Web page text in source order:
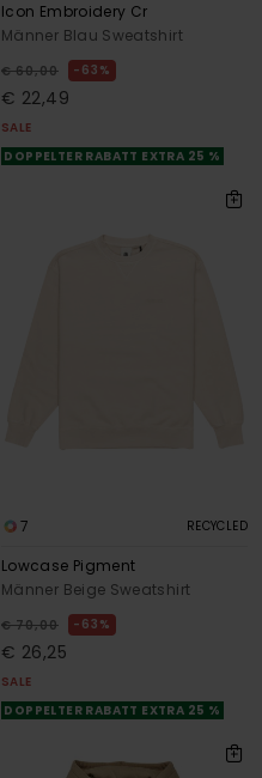
Icon Embroidery Cr
Männer Blau Sweatshirt
€ 60,00 63%
€ 22,49
SALE
DOPPELTER RABATT EXTRA 25 %
7 RECYCLED
Lowcase Pigment
Männer Beige Sweatshirt
€ 70,00 63%
€ 26,25
SALE
DOPPELTER RABATT EXTRA 25 %